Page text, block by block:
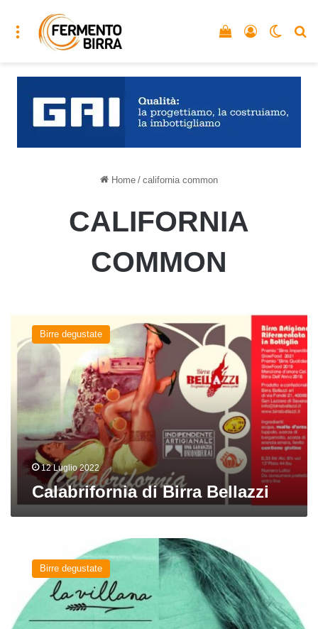
Menu Accedi
Vedi il carrello
Home / california common
CALIFORNIA
COMMON
Birra
Bellazzi
Birre degustate
12 Luglio 2022
Calabrifornia di Birra Bellazzi
birrificio
Villana
Birre degustate